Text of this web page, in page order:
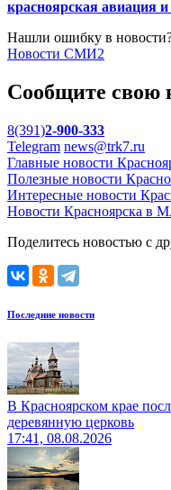
красноярская авиация
Нашли ошибку в
Новости СМИ2
Сообщите свою
8(391)2-900-333
Telegram news@trk7.ru
Главные новости
Полезные новости
Интересные новости
Новости Красноярска в
Поделитесь новостью с
Последние новости
В Красноярском крае
деревянную церковь
17:41, 08.08.2026